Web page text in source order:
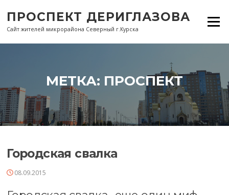
содержанию
ПРОСПЕКТ ДЕРИГЛАЗОВА
Сайт жителей микрорайона Северный г.Курска
Меню
МЕТКА: ПРОСПЕКТ
Городская свалка
08.09.2015